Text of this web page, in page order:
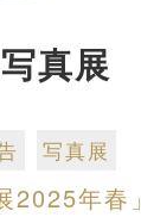
写真展
写真展
2025年春」